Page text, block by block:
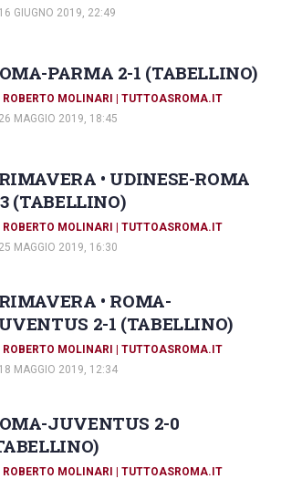
16 GIUGNO 2019, 22:49
PARMA 2-1 (TABELLINO)
ROBERTO MOLINARI | TUTTOASROMA.IT
26 MAGGIO 2019, 18:45
• UDINESE-ROMA
(TABELLINO)
ROBERTO MOLINARI | TUTTOASROMA.IT
25 MAGGIO 2019, 16:30
• ROMA-
2-1 (TABELLINO)
ROBERTO MOLINARI | TUTTOASROMA.IT
18 MAGGIO 2019, 12:34
JUVENTUS 2-0
ROBERTO MOLINARI | TUTTOASROMA.IT